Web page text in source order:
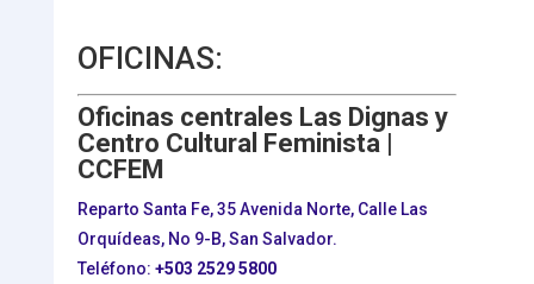
OFICINAS:
Oficinas centrales Las Dignas y
Centro Cultural Feminista |
CCFEM
Reparto Santa Fe, 35 Avenida Norte, Calle Las
Orquídeas, No 9-B, San Salvador.
Teléfono: +503 2529 5800